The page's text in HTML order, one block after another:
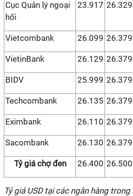
Cục Quản lý ngoại
hối
23.917 26.329
Vietcombank 26.099 26.379
VietinBank 26.129 26.379
BIDV 25.999 26.379
Techcombank 26.135 26.379
Eximbank 26.110 26.379
Sacombank 26.130 26.379
Tỷ giá chợ đen 26.400 26.500
Tỷ giá USD tại các ngân hàng